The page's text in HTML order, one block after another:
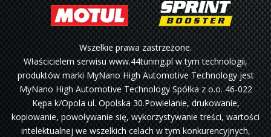
Wszelkie prawa zastrzeżone.
Właścicielem serwisu www.44tuning.pl w tym technologii,
produktów marki MyNano High Automotive Technology jest
MyNano High Automotive Technology Spółka z o.o. 46-022
Kępa k/Opola ul. Opolska 30.Powielanie, drukowanie,
kopiowanie, powoływanie się, wykorzystywanie treści, wartości
intelektualnej we wszelkich celach w tym konkurencyjnych,